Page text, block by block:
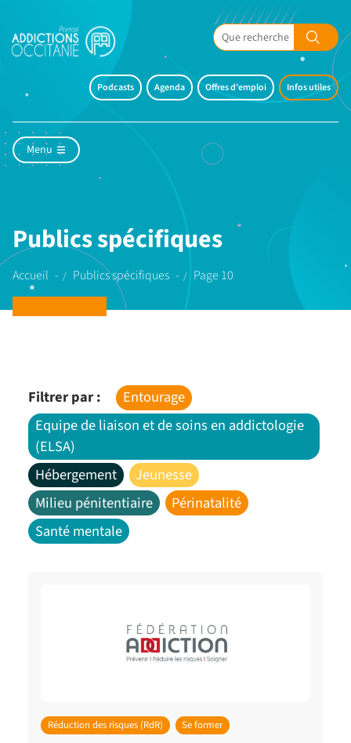
Podcasts Agenda Offres d'emploi Infos utiles
Menu
Publics spécifiques
Accueil Publics spécifiques Page 10
Filtrer par :
Entourage
Equipe de liaison et de soins en addictologie
(ELSA)
Hébergement
Jeunesse
Milieu pénitentiaire
Périnatalité
Santé mentale
Réduction des risques (RdR) Se former